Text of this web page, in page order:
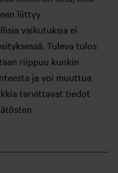
liittyy
vaikutuksia ei
Tuleva tulos
riippuu kunkin
ja voi muuttua
tarvittavat tiedot